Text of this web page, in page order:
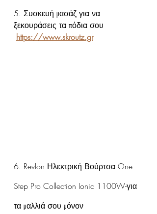
5. Συσκευή μασάζ για να
ξεκουράσεις τα πόδια σου
https://www.skroutz.gr
6. Revlon Ηλεκτρική Βούρτσα One
Step Pro Collection Ionic 1100W-για
τα μαλλιά σου μόνον